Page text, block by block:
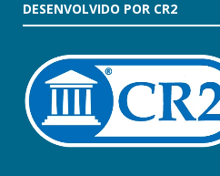
DESENVOLVIDO POR CR2